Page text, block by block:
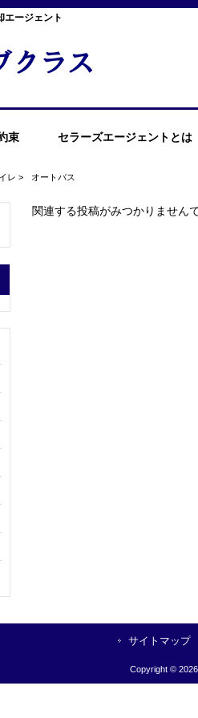
エージェント
束 セラーズエージェントとは
レ > オートバス
関連する投稿がみつかりませんで
サイトマップ
Copyright ©